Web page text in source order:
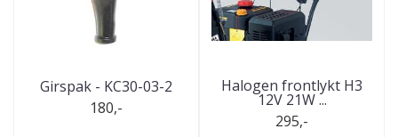
Girspak - KC30-03-2
180,-
Halogen frontlykt H3
12V 21W ...
295,-